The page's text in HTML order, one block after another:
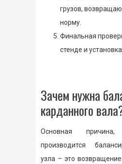
грузов,
норму.
Финальная
стенде и
Зачем нужна
карданного
Основная
производится
узла – это